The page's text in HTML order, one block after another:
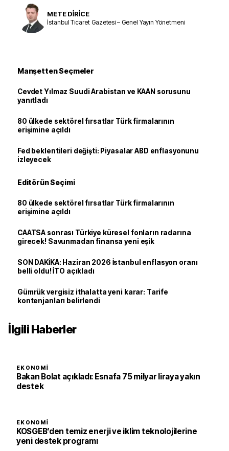
METE DİRİCE
İstanbul Ticaret Gazetesi – Genel Yayın Yönetmeni
Manşetten Seçmeler
Cevdet Yılmaz Suudi Arabistan ve KAAN sorusunu
yanıtladı
80 ülkede sektörel fırsatlar Türk firmalarının
erişimine açıldı
Fed beklentileri değişti: Piyasalar ABD enflasyonunu
izleyecek
Editörün Seçimi
80 ülkede sektörel fırsatlar Türk firmalarının
erişimine açıldı
CAATSA sonrası Türkiye küresel fonların radarına
girecek! Savunmadan finansa yeni eşik
SON DAKİKA: Haziran 2026 İstanbul enflasyon oranı
belli oldu! İTO açıkladı
Gümrük vergisiz ithalatta yeni karar: Tarife
kontenjanları belirlendi
İlgili Haberler
EKONOMI
Bakan Bolat açıkladı: Esnafa 75 milyar liraya yakın
destek
EKONOMI
KOSGEB’den temiz enerji ve iklim teknolojilerine
yeni destek programı